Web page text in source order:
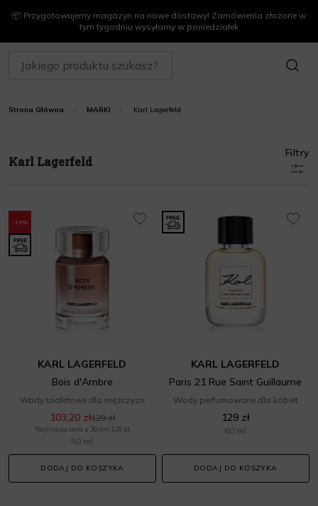
📦 Przygotowujemy magazyn na nowe dostawy! Zamówienia złożone w
tym tygodniu wysyłamy w poniedziałek
SZUKAJ
Strona Główna MARKI Karl Lagerfeld
Karl Lagerfeld
Filtry
-20%
KARL LAGERFELD
Bois d'Ambre
Wody toaletowe dla mężczyzn
103,20 zł129 zł
Najniższa cena z 30 dni: 129 zł
50 ml
DODAJ DO KOSZYKA
KARL LAGERFELD
Paris 21 Rue Saint Guillaume
Wody perfumowane dla kobiet
129 zł
60 ml
DODAJ DO KOSZYKA